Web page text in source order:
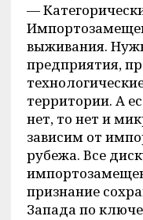
—
выживания.
предприятия,
территории. А
нет, то нет и
зависим от
рубежа. Все
признание
Запада по